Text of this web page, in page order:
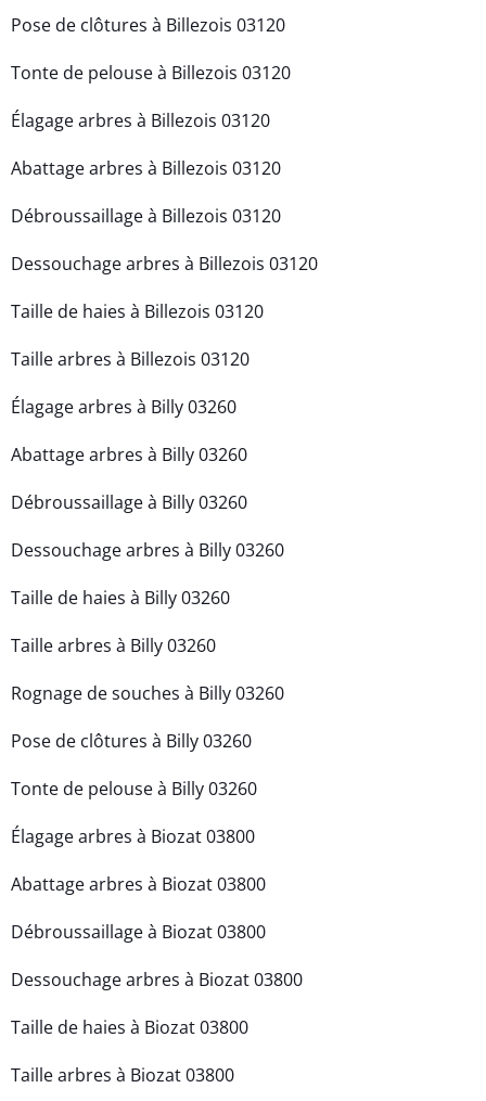
Pose de clôtures à Billezois 03120
Tonte de pelouse à Billezois 03120
Élagage arbres à Billezois 03120
Abattage arbres à Billezois 03120
Débroussaillage à Billezois 03120
Dessouchage arbres à Billezois 03120
Taille de haies à Billezois 03120
Taille arbres à Billezois 03120
Élagage arbres à Billy 03260
Abattage arbres à Billy 03260
Débroussaillage à Billy 03260
Dessouchage arbres à Billy 03260
Taille de haies à Billy 03260
Taille arbres à Billy 03260
Rognage de souches à Billy 03260
Pose de clôtures à Billy 03260
Tonte de pelouse à Billy 03260
Élagage arbres à Biozat 03800
Abattage arbres à Biozat 03800
Débroussaillage à Biozat 03800
Dessouchage arbres à Biozat 03800
Taille de haies à Biozat 03800
Taille arbres à Biozat 03800